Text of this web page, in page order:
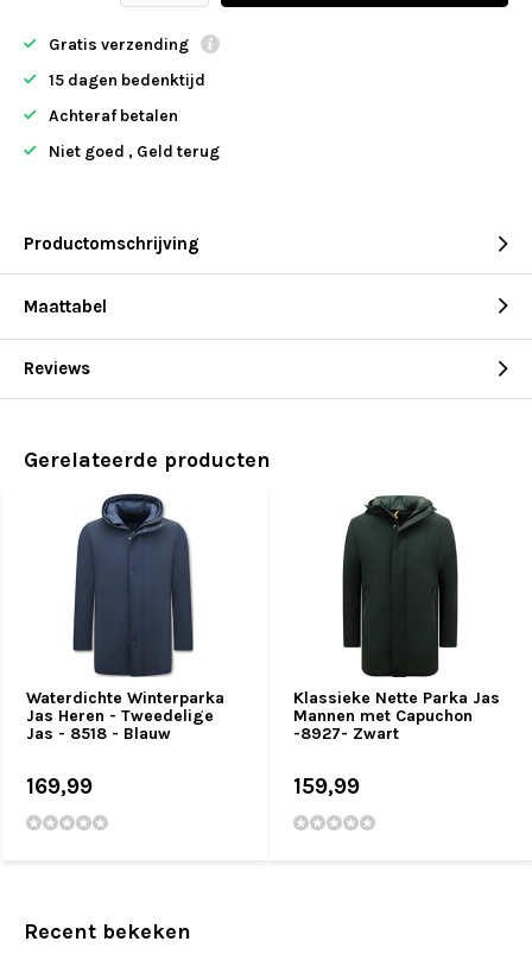
Gratis verzending
15 dagen bedenktijd
Achteraf betalen
Niet goed , Geld terug
Productomschrijving
Maattabel
Reviews
Gerelateerde producten
Waterdichte Winterparka
Jas Heren - Tweedelige
Jas - 8518 - Blauw
169,99
Klassieke Nette Parka Jas
Mannen met Capuchon
-8927- Zwart
159,99
Recent bekeken